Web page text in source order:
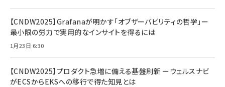
【CNDW2025】Grafanaが明かす「オブザーバビリティの哲学」ー
最小限の労力で実用的なインサイトを得るには
1月23日 6:30
【CNDW2025】プロダクト急増に備える基盤刷新 ーウェルスナビ
がECSからEKSへの移行で得た知見とは